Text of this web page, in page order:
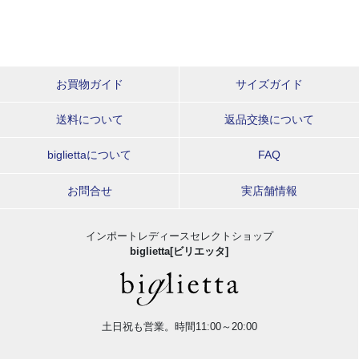
お買物ガイド サイズガイド
送料について 返品交換について
bigliettaについて FAQ
お問合せ 実店舗情報
インポートレディースセレクトショップ
biglietta[ビリエッタ]
土日祝も営業。時間11:00～20:00